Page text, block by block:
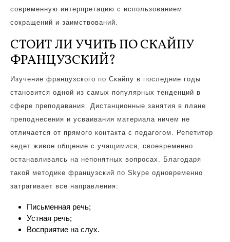
современную интерпретацию с использованием
сокращений и заимствований.
СТОИТ ЛИ УЧИТЬ ПО СКАЙПУ
ФРАНЦУЗСКИЙ?
Изучение французского по Скайпу в последние годы
становится одной из самых популярных тенденций в
сфере преподавания. Дистанционные занятия в плане
преподнесения и усваивания материала ничем не
отличается от прямого контакта с педагогом. Репетитор
ведет живое общение с учащимися, своевременно
останавливаясь на непонятных вопросах. Благодаря
такой методике французский по Skype одновременно
затрагивает все направления:
Письменная речь;
Устная речь;
Восприятие на слух.